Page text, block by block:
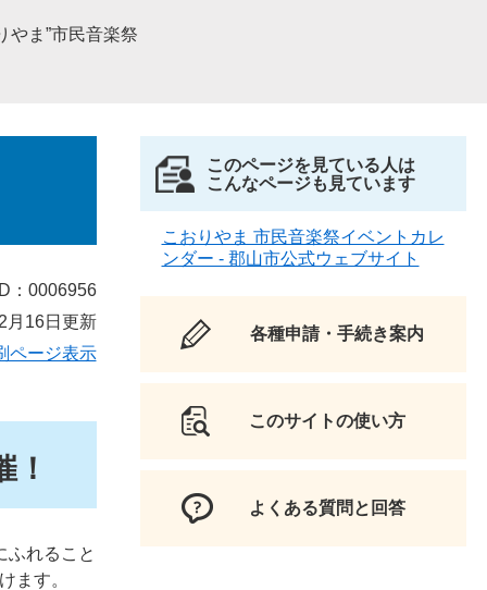
やま”市民音楽祭
：0006956
月16日更新
ページ表示
ふれること
ます。
このページを見ている人は
こんなページも見ています
こおりやま 市民音楽祭イベントカレ
ンダー - 郡山市公式ウェブサイト
各種申請・手続き案内
このサイトの使い方
よくある質問と回答